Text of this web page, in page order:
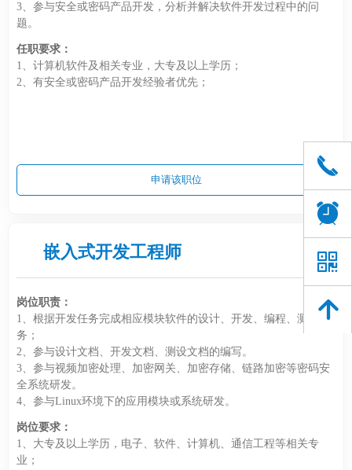
3、参与安全或密码产品开发，分析并解决软件开发过程中的问
题。
任职要求：
1、计算机软件及相关专业，大专及以上学历；
2、有安全或密码产品开发经验者优先；
申请该职位
岗位职责：
1、根据开发任务完成相应模块软件的设计、开发、编程、测试任
务；
2、参与设计文档、开发文档、测设文档的编写。
3、参与视频加密处理、加密网关、加密存储、链路加密等密码安
全系统研发。
4、参与Linux环境下的应用模块或系统研发。
岗位要求：
1、大专及以上学历，电子、软件、计算机、通信工程等相关专
业；
嵌入式开发工程师
끅
뀥
낃
녕